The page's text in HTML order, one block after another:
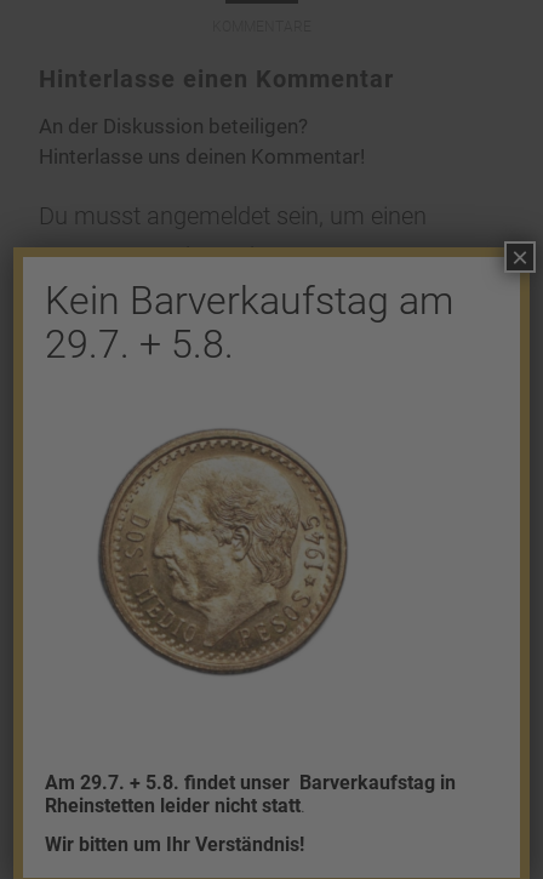
Hinterlasse einen Kommentar
An der Diskussion beteiligen?
Hinterlasse uns deinen Kommentar!
Du musst angemeldet sein, um einen
Kommentar abzugeben.
Granalien
Palladium
Kein Barverkaufstag am
29.7. + 5.8.
Am 29.7. + 5.8. findet unser Barverkaufstag in
Rheinstetten leider nicht statt
Wir bitten um Ihr Verständnis!
×